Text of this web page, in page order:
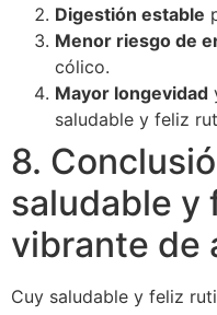
Digestión estable
Menor riesgo de
cólico.
Mayor longevidad
saludable y feliz
8.
saludable y
vibrante de
Cuy saludable y feliz